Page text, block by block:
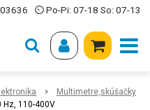
⏲ Po-Pi: 07-18 So: 07-13
Multimetre,skúšačky
Hz, 110-400V